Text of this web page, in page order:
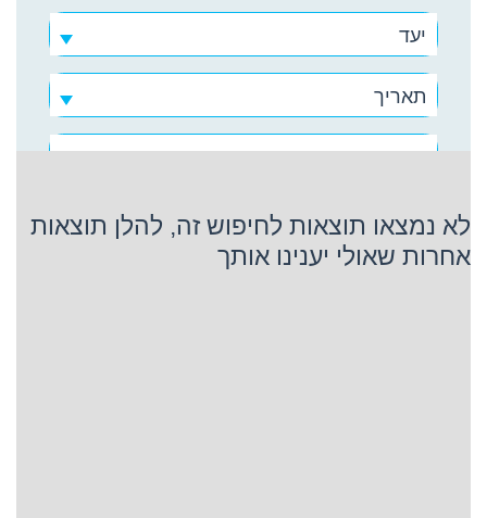
יעד
תאריך
קוסטה קרוז
לא נמצאו תוצאות לחיפוש זה, להלן תוצאות
אחרות שאולי יענינו אותך